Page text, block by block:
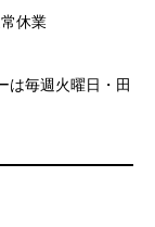
休業
は毎週火曜日・田